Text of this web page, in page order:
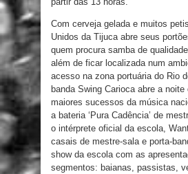
Com cerveja gelada e muitos
Unidos da Tijuca abre seus
quem procura samba de
além de ficar localizada num
acesso na zona portuária do Rio
banda Swing Carioca abre a noite
maiores sucessos da música
a bateria ‘Pura Cadência’ de
o intérprete oficial da escola,
casais de mestre-sala e porta-
show da escola com as
segmentos: baianas, passistas,